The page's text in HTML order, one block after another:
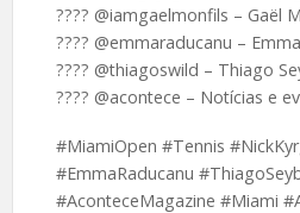
???? @iamgaelmonfils – Gaël
???? @emmaraducanu –
???? @thiagoswild – Thiago
???? @acontece – Notícias e
#MiamiOpen #Tennis
#EmmaRaducanu
#AconteceMagazine #Miami